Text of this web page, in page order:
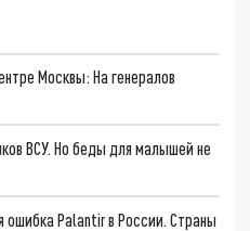
Москвы: На генералов
ВСУ. Но беды для малышей не
ошибка Palantir в России. Страны